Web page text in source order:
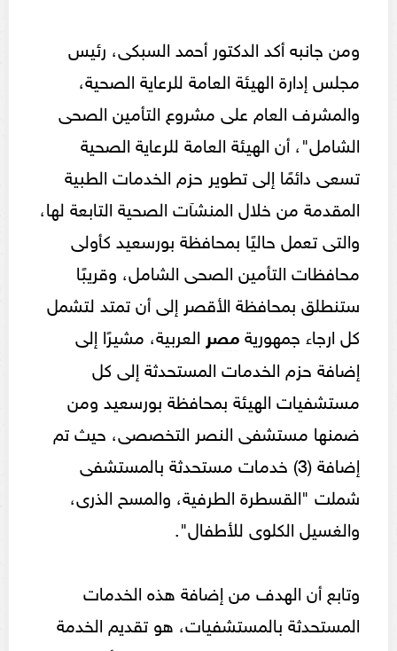
ومن جانبه أكد الدكتور أحمد السبكى، رئيس
مجلس إدارة الهيئة العامة للرعاية الصحية،
والمشرف العام على مشروع التأمين الصحى
الشامل"، أن الهيئة العامة للرعاية الصحية
تسعى دائمًا إلى تطوير حزم الخدمات الطبية
المقدمة من خلال المنشآت الصحية التابعة لها،
والتى تعمل حاليًا بمحافظة بورسعيد كأولى
محافظات التأمين الصحى الشامل، وقريبًا
ستنطلق بمحافظة الأقصر إلى أن تمتد لتشمل
كل ارجاء جمهوريةمصر العربية، مشيرًا إلى
إضافة حزم الخدمات المستحدثة إلى كل
مستشفيات الهيئة بمحافظة بورسعيد ومن
ضمنها مستشفى النصر التخصصى، حيث تم
إضافة (3) خدمات مستحدثة بالمستشفى
شملت "القسطرة الطرفية، والمسح الذرى،
والغسيل الكلوى للأطفال".
وتابع أن الهدف من إضافة هذه الخدمات
المستحدثة بالمستشفيات، هو تقديم الخدمة